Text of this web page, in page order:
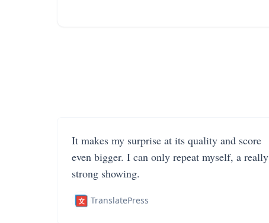
It makes my surprise at its quality and score
even bigger. I can only repeat myself, a really
strong showing.
TranslatePress